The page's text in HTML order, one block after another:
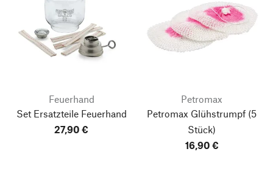
Feuerhand
Set Ersatzteile Feuerhand
27,90 €
Petromax
Petromax Glühstrumpf (5
Stück)
16,90 €